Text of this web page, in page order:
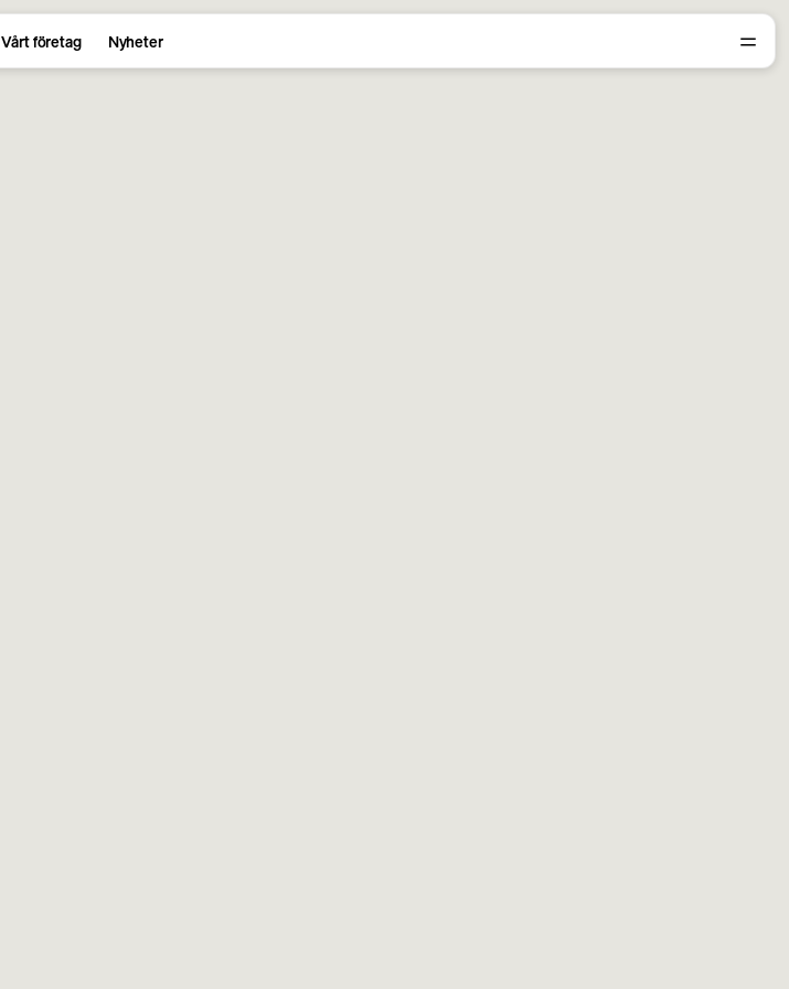
Vårt företag Nyheter